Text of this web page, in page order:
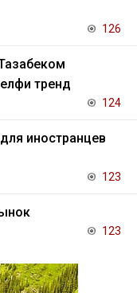
126
тренд
124
иностранцев
123
123